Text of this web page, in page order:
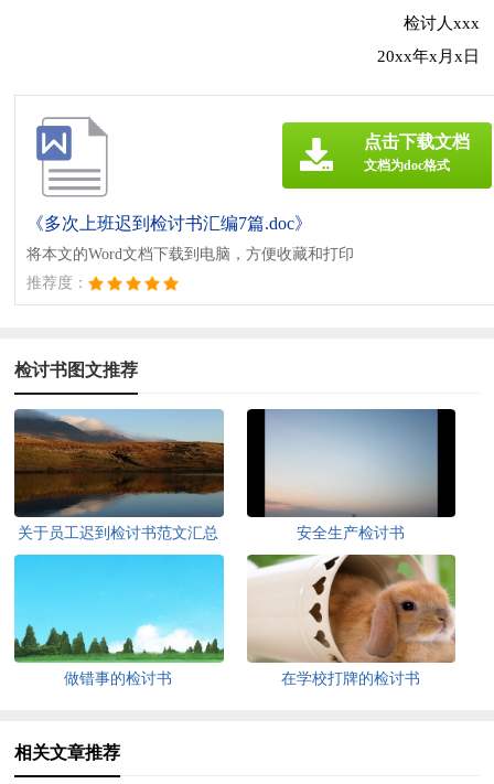
检讨人xxx
20xx年x月x日
《多次上班迟到检讨书汇编7篇.doc》
将本文的Word文档下载到电脑，方便收藏和打印
推荐度：
点击下载文档
文档为doc格式
检讨书图文推荐
关于员工迟到检讨书范文汇总
安全生产检讨书
做错事的检讨书 在学校打牌的检讨书
相关文章推荐